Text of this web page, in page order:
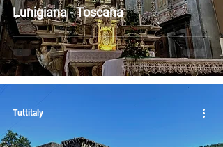
Lunigiana - Toscana
Tuttitaly